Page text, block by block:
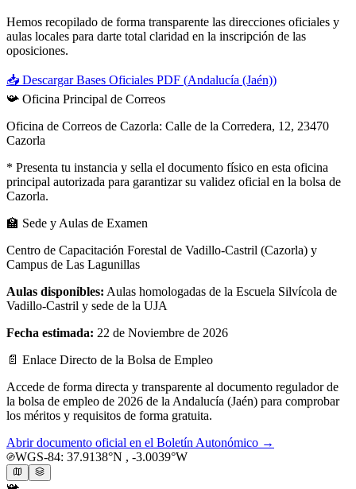
Hemos recopilado de forma transparente las direcciones oficiales y
aulas locales para darte total claridad en la inscripción de las
oposiciones.
📥 Descargar Bases Oficiales PDF (Andalucía (Jaén))
📯 Oficina Principal de Correos
Oficina de Correos de Cazorla: Calle de la Corredera, 12, 23470
Cazorla
* Presenta tu instancia y sella el documento físico en esta oficina
principal autorizada para garantizar su validez oficial en la bolsa de
Cazorla.
🏫 Sede y Aulas de Examen
Centro de Capacitación Forestal de Vadillo-Castril (Cazorla) y
Campus de Las Lagunillas
Aulas disponibles: Aulas homologadas de la Escuela Silvícola de
Vadillo-Castril y sede de la UJA
Fecha estimada: 22 de Noviembre de 2026
📄 Enlace Directo de la Bolsa de Empleo
Accede de forma directa y transparente al documento regulador de
la bolsa de empleo de 2026 de la Andalucía (Jaén) para comprobar
los méritos y requisitos de forma gratuita.
Abrir documento oficial en el Boletín Autonómico →
WGS-84: 37.9138°N , -3.0039°W